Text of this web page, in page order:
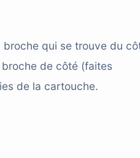
qui se trouve du
de côté (faites
de la cartouche.